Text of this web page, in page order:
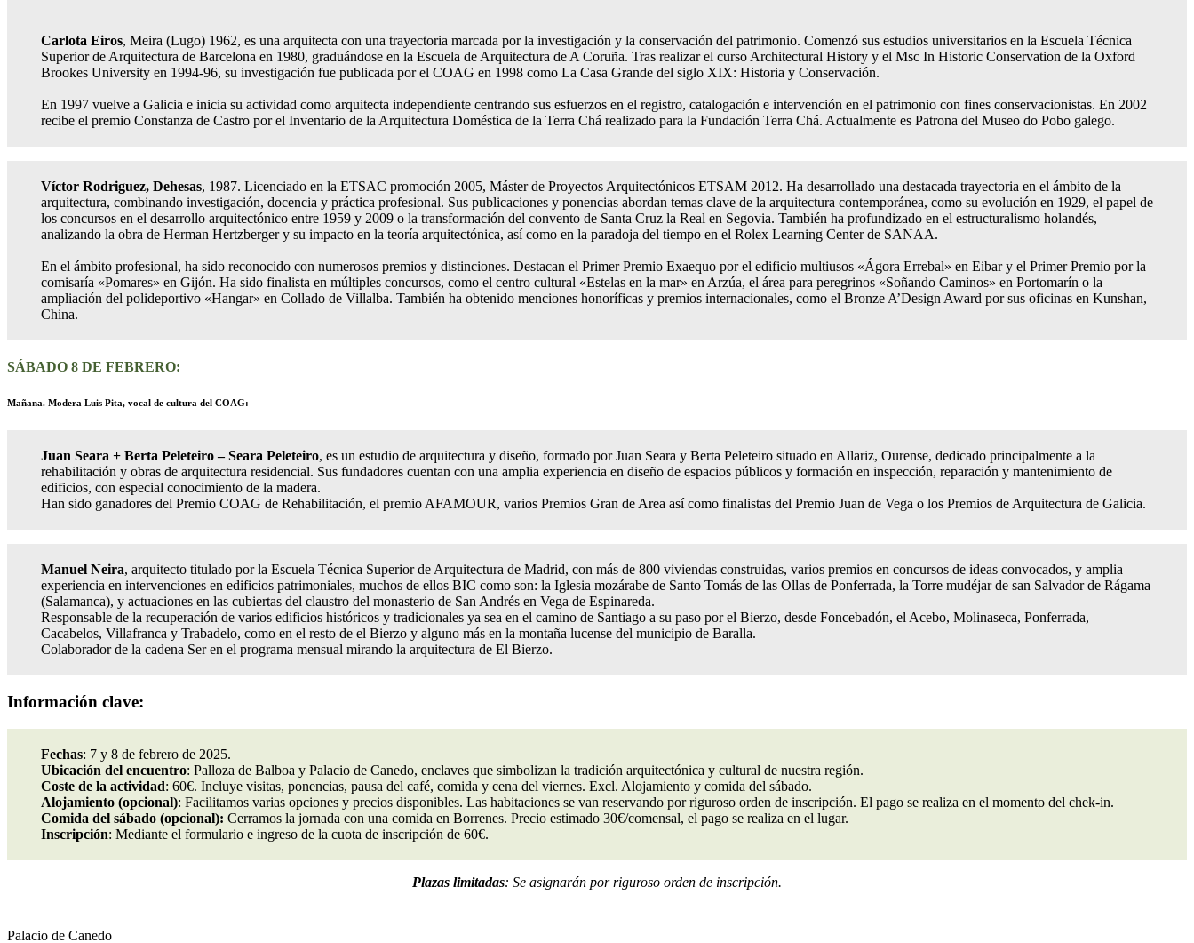
Carlota Eiros, Meira (Lugo) 1962, es una arquitecta con una trayectoria marcada por la investigación y la conservación del patrimonio. Comenzó sus estudios universitarios en la Escuela Técnica
Superior de Arquitectura de Barcelona en 1980, graduándose en la Escuela de Arquitectura de A Coruña. Tras realizar el curso Architectural History y el Msc In Historic Conservation de la Oxford
Brookes University en 1994-96, su investigación fue publicada por el COAG en 1998 como La Casa Grande del siglo XIX: Historia y Conservación.
En 1997 vuelve a Galicia e inicia su actividad como arquitecta independiente centrando sus esfuerzos en el registro, catalogación e intervención en el patrimonio con fines conservacionistas. En 2002
recibe el premio Constanza de Castro por el Inventario de la Arquitectura Doméstica de la Terra Chá realizado para la Fundación Terra Chá. Actualmente es Patrona del Museo do Pobo galego.
Víctor Rodriguez, Dehesas, 1987. Licenciado en la ETSAC promoción 2005, Máster de Proyectos Arquitectónicos ETSAM 2012. Ha desarrollado una destacada trayectoria en el ámbito de la
arquitectura, combinando investigación, docencia y práctica profesional. Sus publicaciones y ponencias abordan temas clave de la arquitectura contemporánea, como su evolución en 1929, el papel de
los concursos en el desarrollo arquitectónico entre 1959 y 2009 o la transformación del convento de Santa Cruz la Real en Segovia. También ha profundizado en el estructuralismo holandés,
analizando la obra de Herman Hertzberger y su impacto en la teoría arquitectónica, así como en la paradoja del tiempo en el Rolex Learning Center de SANAA.
En el ámbito profesional, ha sido reconocido con numerosos premios y distinciones. Destacan el Primer Premio Exaequo por el edificio multiusos «Ágora Errebal» en Eibar y el Primer Premio por la
comisaría «Pomares» en Gijón. Ha sido finalista en múltiples concursos, como el centro cultural «Estelas en la mar» en Arzúa, el área para peregrinos «Soñando Caminos» en Portomarín o la
ampliación del polideportivo «Hangar» en Collado de Villalba. También ha obtenido menciones honoríficas y premios internacionales, como el Bronze A’Design Award por sus oficinas en Kunshan,
China.
SÁBADO 8 DE FEBRERO:
Mañana. Modera Luis Pita, vocal de cultura del COAG:
Juan Seara + Berta Peleteiro – Seara Peleteiro, es un estudio de arquitectura y diseño, formado por Juan Seara y Berta Peleteiro situado en Allariz, Ourense, dedicado principalmente a la
rehabilitación y obras de arquitectura residencial. Sus fundadores cuentan con una amplia experiencia en diseño de espacios públicos y formación en inspección, reparación y mantenimiento de
edificios, con especial conocimiento de la madera.
Han sido ganadores del Premio COAG de Rehabilitación, el premio AFAMOUR, varios Premios Gran de Area así como finalistas del Premio Juan de Vega o los Premios de Arquitectura de Galicia.
Manuel Neira, arquitecto titulado por la Escuela Técnica Superior de Arquitectura de Madrid, con más de 800 viviendas construidas, varios premios en concursos de ideas convocados, y amplia
experiencia en intervenciones en edificios patrimoniales, muchos de ellos BIC como son: la Iglesia mozárabe de Santo Tomás de las Ollas de Ponferrada, la Torre mudéjar de san Salvador de Rágama
(Salamanca), y actuaciones en las cubiertas del claustro del monasterio de San Andrés en Vega de Espinareda.
Responsable de la recuperación de varios edificios históricos y tradicionales ya sea en el camino de Santiago a su paso por el Bierzo, desde Foncebadón, el Acebo, Molinaseca, Ponferrada,
Cacabelos, Villafranca y Trabadelo, como en el resto de el Bierzo y alguno más en la montaña lucense del municipio de Baralla.
Colaborador de la cadena Ser en el programa mensual mirando la arquitectura de El Bierzo.
Información clave:
Fechas: 7 y 8 de febrero de 2025.
Ubicación del encuentro: Palloza de Balboa y Palacio de Canedo, enclaves que simbolizan la tradición arquitectónica y cultural de nuestra región.
Coste de la actividad: 60€. Incluye visitas, ponencias, pausa del café, comida y cena del viernes. Excl. Alojamiento y comida del sábado.
Alojamiento (opcional): Facilitamos varias opciones y precios disponibles. Las habitaciones se van reservando por riguroso orden de inscripción. El pago se realiza en el momento del chek-in.
Comida del sábado (opcional): Cerramos la jornada con una comida en Borrenes. Precio estimado 30€/comensal, el pago se realiza en el lugar.
Inscripción: Mediante el formulario e ingreso de la cuota de inscripción de 60€.
Plazas limitadas: Se asignarán por riguroso orden de inscripción.
Palacio de Canedo